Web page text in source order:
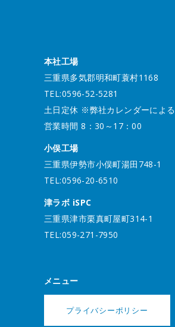
本社工場
三重県多気郡明和町蓑村1168
TEL:0596-52-5281
土日定休 ※弊社カレンダーによる
営業時間 8：30～17：00
小俣工場
三重県伊勢市小俣町湯田748-1
TEL:0596-20-6510
津ラボ iSPC
三重県津市栗真町屋町314-1
TEL:059-271-7950
メニュー
プライバシーポリシー